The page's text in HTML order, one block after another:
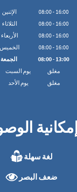
الإثنين 08:00- 16:00
الثلاثاء
08:00- 16:00
الأربعاء
08:00- 16:00
الخميس
08:00- 16:00
الجمعة
08:00- 13:00
يوم السبت
مغلق
يوم الأحد
مغلق
إمكانية
لغة سهلة
ضعف البصر